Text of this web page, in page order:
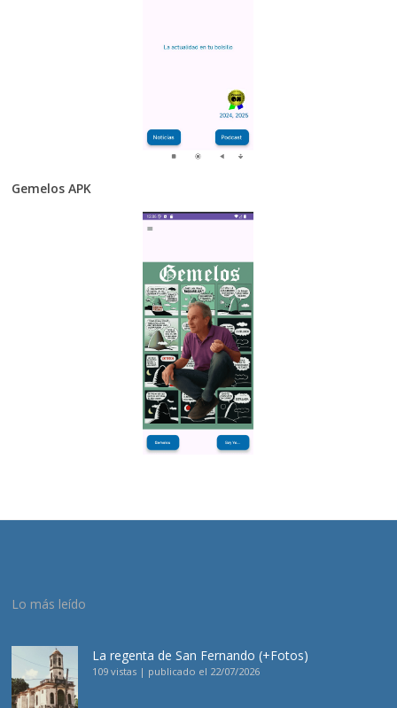
Gemelos APK
Lo más leído
La regenta de San Fernando (+Fotos)
109 vistas | publicado el 22/07/2026